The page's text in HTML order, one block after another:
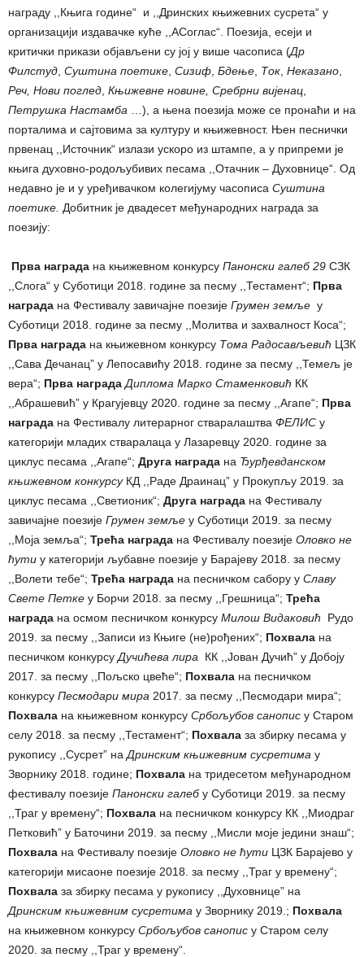
награду ,,Књига године“ и ,,Дринских књижевних сусрета“ у
организацији издавачке куће ,,АСоглас“. Поезија, есеји и
критички прикази објављени су јој у више часописа (Др
Филстуд Суштина поетике Сизиф Бдење Ток Неказано
Реч, Нови поглед Књижевне новине, Сребрни вијенац
Петрушка Настамба
…), а њена поезија може се пронаћи и на
порталима и сајтовима за културу и књижевност. Њен песнички
првенац ,,Источник“ излази ускоро из штампе, а у припреми је
књига духовно-родољубивих песама ,,Отачник ‒ Духовнице“. Од
недавно је и у уређивачком колегијуму часописа Суштина
поетике. Добитник је двадесет међународних награда за
поезију:
Прва награда на књижевном конкурсу Панонски галеб 29 СЗК
,,Слога“ у Суботици 2018. године за песму ,,Тестамент“; Прва
награда на Фестивалу завичајне поезије Грумен земље у
Суботици 2018. године за песму ,,Молитва и захвалност Коса“;
Прва награда на књижевном конкурсу Тома Радосављевић ЦЗК
,,Сава Дечанац” у Лепосавићу 2018. године за песму ,,Темељ је
вера“; Прва награда Диплома Марко Стаменковић КК
,,Абрашевић” у Крагујевцу 2020. године за песму ,,Агапе“; Прва
награда на Фестивалу литерарног стваралаштва ФЕЛИС у
категорији младих стваралаца у Лазаревцу 2020. године за
циклус песама ,,Агапе“; Друга награда на Ђурђевданском
књижевном конкурсуКД ,,Раде Драинац” у Прокупљу 2019. за
циклус песама ,,Светионик“; Друга награда на Фестивалу
завичајне поезије Грумен земље у Суботици 2019. за песму
,,Моја земља“; Трећа награда на Фестивалу поезије Оловко не
ћути у категорији љубавне поезије у Барајеву 2018. за песму
,,Волети тебе“; Трећа награда на песничком сабору у Славу
Свете Петке у Борчи 2018. за песму ,,Грешница“; Трећа
награда на осмом песничком конкурсу Милош Видаковић Рудо
2019. за песму ,,Записи из Књиге (не)рођених“; Похвала на
песничком конкурсу Дучићева лира КК ,,Јован Дучић” у Добоју
2017. за песму ,,Пољско цвеће“; Похвала на песничком
конкурсу Песмодари мира 2017. за песму ,,Песмодари мира“;
Похвала на књижевном конкурсу Србољубов санопис у Старом
селу 2018. за песму ,,Тестамент“; Похвала за збирку песама у
рукопису ,,Сусрет” на Дринским књижевним сусретима у
Зворнику 2018. године; Похвала на тридесетом међународном
фестивалу поезије Панонски галебу Суботици 2019. за песму
,,Траг у времену“; Похвала на песничком конкурсу КК ,,Миодраг
Петковић” у Баточини 2019. за песму ,,Мисли моје једини знаш“;
Похвала на Фестивалу поезије Оловко не ћути ЦЗК Барајево у
категорији мисаоне поезије 2018. за песму ,,Траг у времену“;
Похвала за збирку песама у рукопису ,,Духовнице” на
Дринским књижевним сусретима у Зворнику 2019.; Похвала
на књижевном конкурсу Србољубов санопис у Старом селу
2020. за песму ,,Траг у времену“.